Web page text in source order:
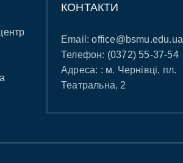
КОНТАКТИ
Email:office@bsmu.edu.ua
Телефон: (0372) 55-37-54
Адреса: : м. Чернівці, пл.
Театральна, 2